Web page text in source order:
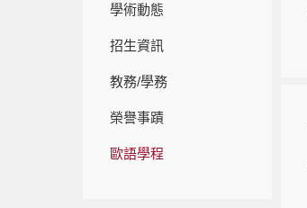
學術動態
招生資訊
教務/學務
榮譽事蹟
歐語學程